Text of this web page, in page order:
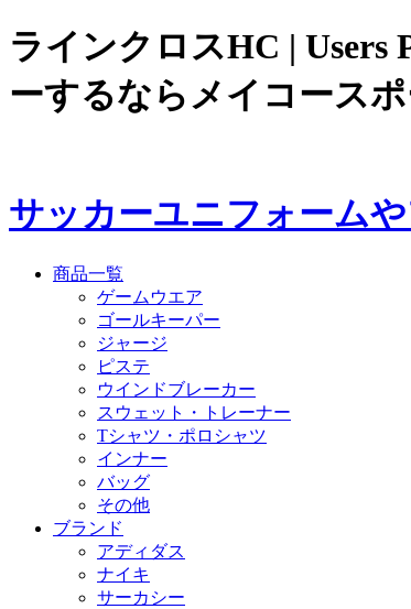
ラインクロスHC |
ーするならメイコース
サッカーユニフォーム
商品一覧
ゲームウエア
ゴールキーパー
ジャージ
ピステ
ウインドブレーカー
スウェット・トレーナー
Tシャツ・ポロシャツ
インナー
バッグ
その他
ブランド
アディダス
ナイキ
サーカシー